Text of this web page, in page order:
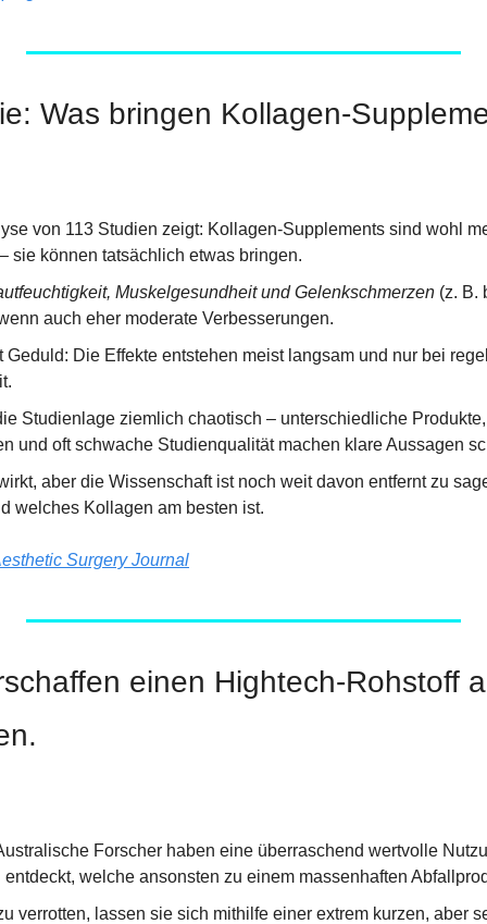
Was bringen Kollagen-
von 113 Studien zeigt: Kollagen-Supplements sind wohl
sie können tatsächlich etwas bringen.
Muskelgesundheit und Gelenkschmerzen (z. B.
auch eher moderate Verbesserungen.
Geduld: Die Effekte entstehen meist langsam und nur bei
Studienlage ziemlich chaotisch – unterschiedliche
und oft schwache Studienqualität machen klare Aussagen
aber die Wissenschaft ist noch weit davon entfernt zu
welches Kollagen am besten ist.
Surgery Journal
einen Hightech-Rohstoff
Forscher haben eine überraschend wertvolle
welche ansonsten zu einem massenhaften
verrotten, lassen sie sich mithilfe einer extrem kurzen, aber